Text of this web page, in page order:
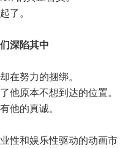
了。
深陷其中
在努力的捆绑。
他原本不想到达的位置。
他的真诚。
性和娱乐性驱动的动画市